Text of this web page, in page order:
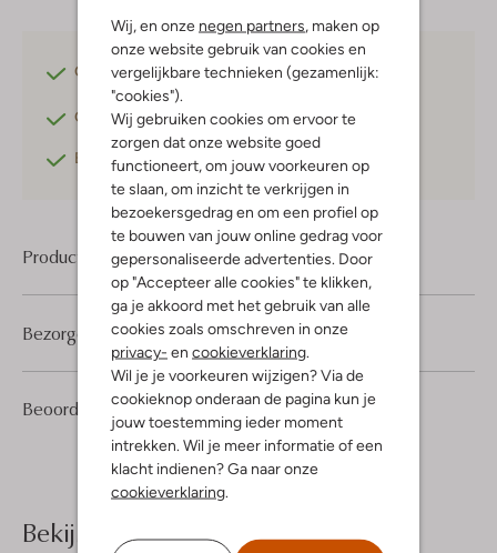
Wij, en onze negen partners, maken op
onze website gebruik van cookies en
vergelijkbare technieken (gezamenlijk:
"cookies").
Wij gebruiken cookies om ervoor te
zorgen dat onze website goed
functioneert, om jouw voorkeuren op
te slaan, om inzicht te verkrijgen in
bezoekersgedrag en om een profiel op
te bouwen van jouw online gedrag voor
gepersonaliseerde advertenties. Door
op "Accepteer alle cookies" te klikken,
ga je akkoord met het gebruik van alle
cookies zoals omschreven in onze
privacy- en cookieverklaring.
Wil je je voorkeuren wijzigen? Via de
cookieknop onderaan de pagina kun je
jouw toestemming ieder moment
intrekken. Wil je meer informatie of een
klacht indienen? Ga naar onze
cookieverklaring.
Gratis verzendingvanaf €75,-
Gratis retournerenbinnen 30 dagen*
Betaal achteraf met Klarna
Product informatie
Beoordelingen (2) 5 /5
2
5
Sterren
Bezorgen & retourneren
Bekijk meer